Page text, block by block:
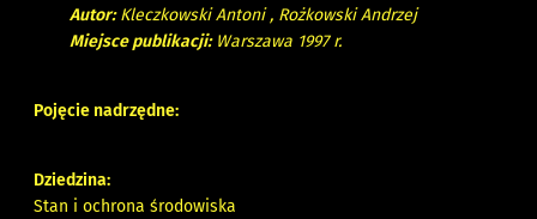
Autor:Kleczkowski Antoni , Rożkowski Andrzej
Miejsce publikacji:Warszawa 1997 r.
Pojęcie nadrzędne:
Dziedzina:
Stan i ochrona środowiska